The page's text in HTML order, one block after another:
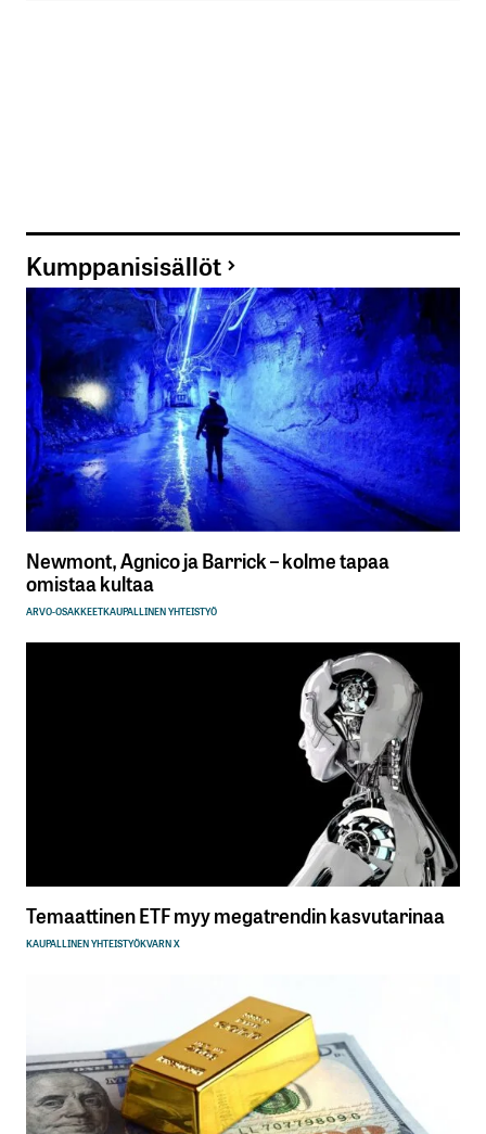
Kumppanisisällöt
Newmont, Agnico ja Barrick – kolme tapaa
omistaa kultaa
ARVO-OSAKKEETKAUPALLINEN YHTEISTYÖ
Temaattinen ETF myy megatrendin kasvutarinaa
KAUPALLINEN YHTEISTYÖKVARN X